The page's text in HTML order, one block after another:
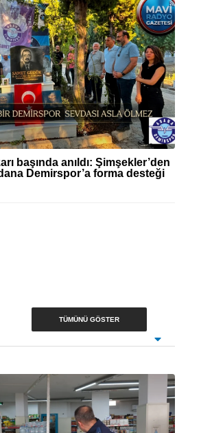
anıldı: Şimşekler’den vefa, ailesinden Adana
Demirspor’a forma desteği
başında anıldı: Şimşekler’den
Demirspor’a forma desteği
TÜMÜNÜ GÖSTER